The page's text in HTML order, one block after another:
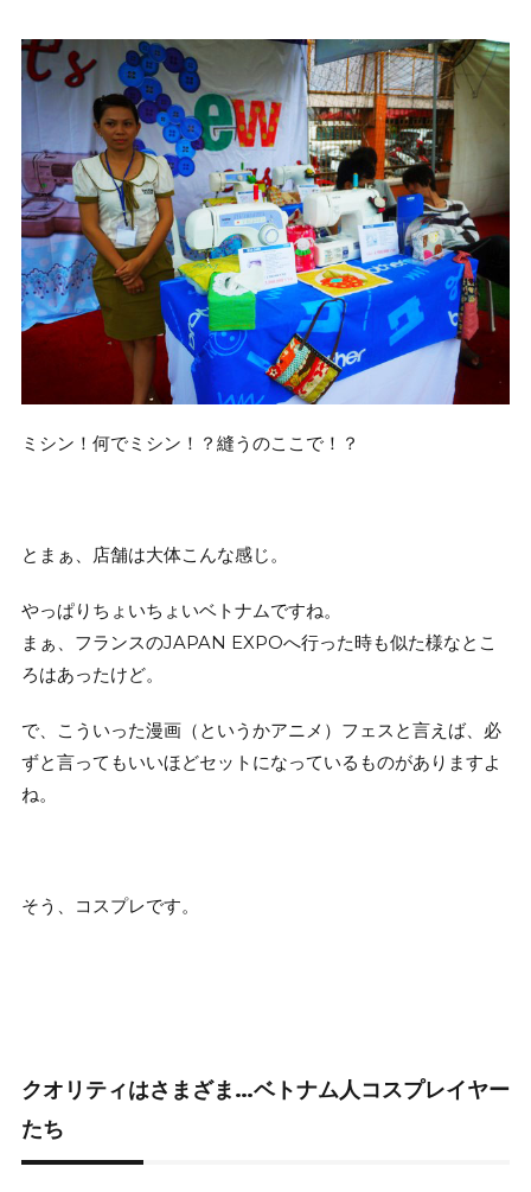
ミシン！何でミシン！？縫うのここで！？
とまぁ、店舗は大体こんな感じ。
やっぱりちょいちょいベトナムですね。
まぁ、フランスのJAPAN EXPOへ行った時も似た様なとこ
ろはあったけど。
で、こういった漫画（というかアニメ）フェスと言えば、必
ずと言ってもいいほどセットになっているものがありますよ
ね。
そう、コスプレです。
クオリティはさまざま…ベトナム人コスプレイヤー
たち